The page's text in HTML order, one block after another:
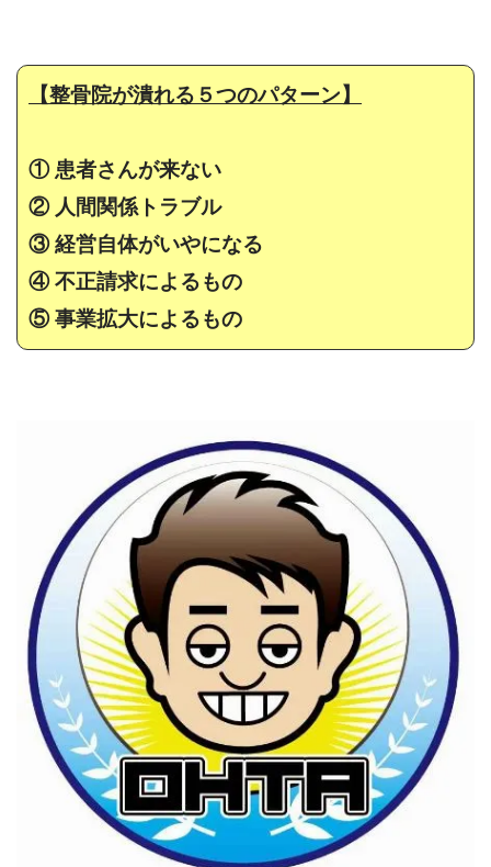
【整骨院が潰れる５つのパターン】
① 患者さんが来ない
② 人間関係トラブル
③ 経営自体がいやになる
④ 不正請求によるもの
⑤ 事業拡大によるもの